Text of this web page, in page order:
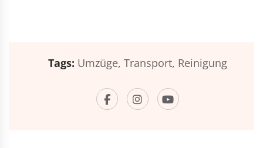
Tags: Umzüge, Transport, Reinigung